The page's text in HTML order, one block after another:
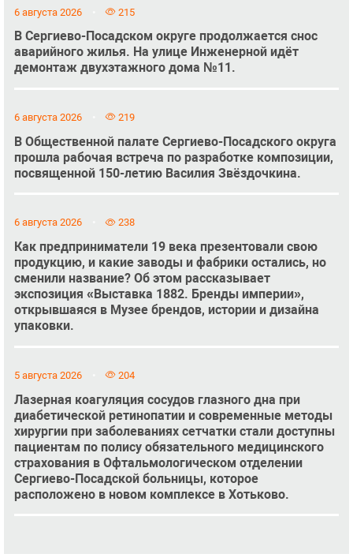
6 августа 2026 215
В Сергиево-Посадском округе продолжается снос
аварийного жилья. На улице Инженерной идёт
демонтаж двухэтажного дома №11.
6 августа 2026 219
В Общественной палате Сергиево-Посадского округа
прошла рабочая встреча по разработке композиции,
посвященной 150-летию Василия Звёздочкина.
6 августа 2026 238
Как предприниматели 19 века презентовали свою
продукцию, и какие заводы и фабрики остались, но
сменили название? Об этом рассказывает
экспозиция «Выставка 1882. Бренды империи»,
открывшаяся в Музее брендов, истории и дизайна
упаковки.
5 августа 2026 204
Лазерная коагуляция сосудов глазного дна при
диабетической ретинопатии и современные методы
хирургии при заболеваниях сетчатки стали доступны
пациентам по полису обязательного медицинского
страхования в Офтальмологическом отделении
Сергиево-Посадской больницы, которое
расположено в новом комплексе в Хотьково.